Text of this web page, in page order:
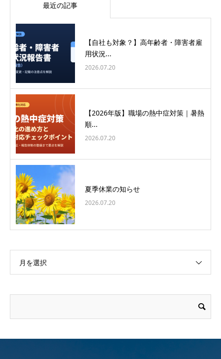
最近の記事
【自社も対象？】高年齢者・障害者雇
用状況...
2026.07.20
【2026年版】職場の熱中症対策｜暑熱
順...
2026.07.20
夏季休業の知らせ
2026.07.20
月を選択